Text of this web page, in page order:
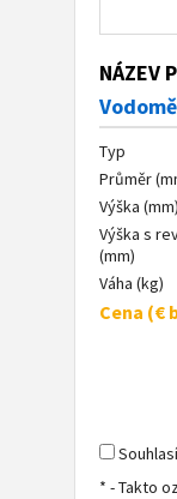
NÁZEV
Typ
Průměr
Výška (mm)
Výška s
(mm)
Váha (kg)
Cena (€
* - Takto